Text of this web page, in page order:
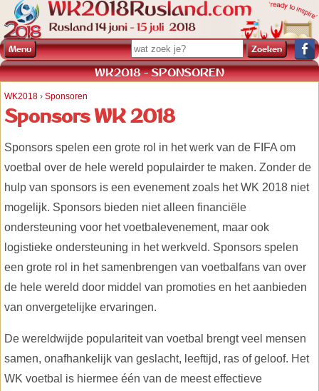
WK2018 - SPONSOREN
WK2018 › Sponsoren
Sponsors WK 2018
Sponsors spelen een grote rol in het werk van de FIFA om
voetbal over de hele wereld populairder te maken. Zonder de
hulp van sponsors is een evenement zoals het WK 2018 niet
mogelijk. Sponsors bieden niet alleen financiële
ondersteuning voor het voetbalevenement, maar ook
logistieke ondersteuning in het werkveld. Sponsors spelen
een grote rol in het samenbrengen van voetbalfans van over
de hele wereld door middel van promoties en het aanbieden
van onvergetelijke ervaringen.
De wereldwijde populariteit van voetbal brengt veel mensen
samen, onafhankelijk van geslacht, leeftijd, ras of geloof. Het
WK voetbal is hiermee één van de meest effectieve
Menu